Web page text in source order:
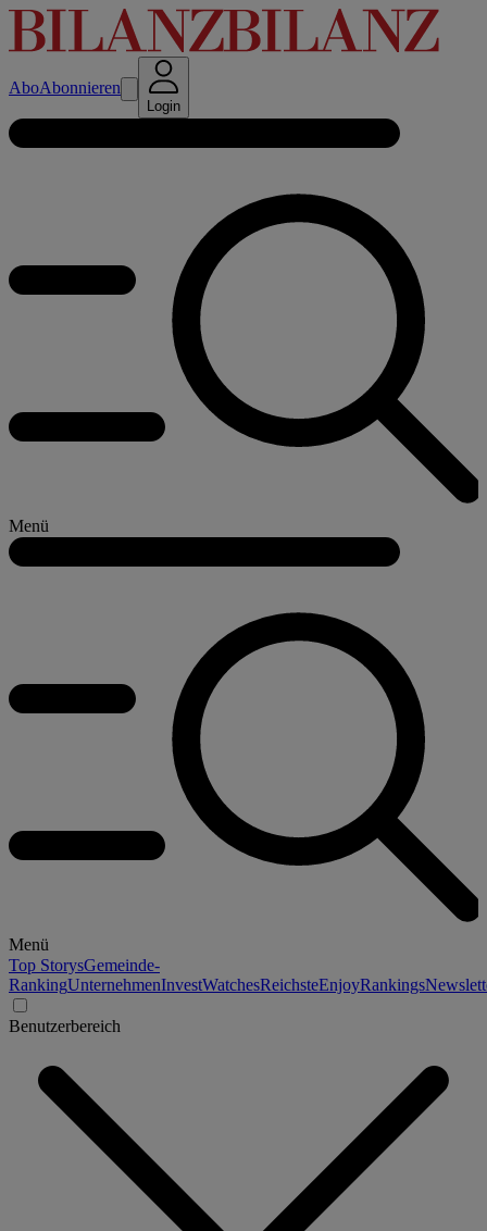
AboAbonnieren
Login
Menü
Menü
Top StorysGemeinde-
RankingUnternehmenInvestWatchesReichsteEnjoyRankings
Benutzerbereich